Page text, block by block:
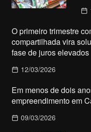
O primeiro trimestre
compartilhada vira
fase de juros elevados
12/03/2026
Em menos de dois
empreendimento em
09/03/2026